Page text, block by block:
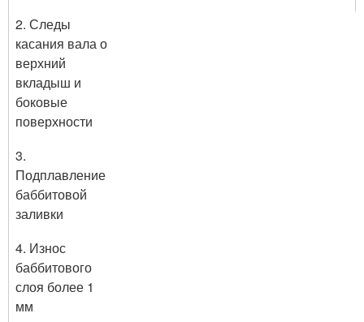
2. Следы
касания вала о
верхний
вкладыш и
боковые
поверхности
3.
Подплавление
баббитовой
заливки
4. Износ
баббитового
слоя более 1
мм